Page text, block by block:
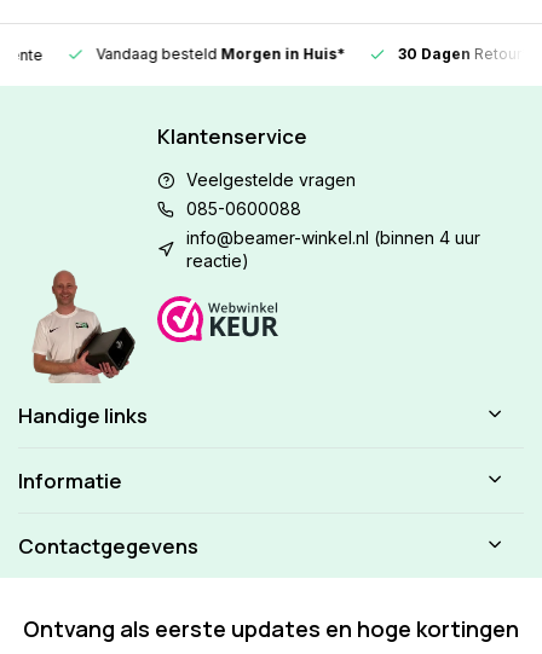
Vandaag besteldMorgen in Huis* 30 DagenRetour*
Klantenservice
Veelgestelde vragen
085-0600088
info@beamer-winkel.nl (binnen 4 uur
reactie)
Handige links
Informatie
Contactgegevens
Ontvang als eerste updates en hoge kortingen